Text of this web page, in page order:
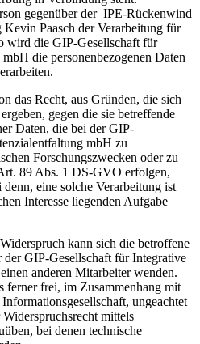
gegenüber der IPE-Rückenwind
Paasch der Verarbeitung für
wird die GIP-Gesellschaft für
die personenbezogenen Daten
das Recht, aus Gründen, die sich
gegen die sie betreffende
Daten, die bei der GIP-
mbH zu
Forschungszwecken oder zu
89 Abs. 1 DS-GVO erfolgen,
eine solche Verarbeitung ist
Interesse liegenden Aufgabe
kann sich die betroffene
GIP-Gesellschaft für Integrative
anderen Mitarbeiter wenden.
ferner frei, im Zusammenhang mit
ungeachtet
mittels
bei denen technische